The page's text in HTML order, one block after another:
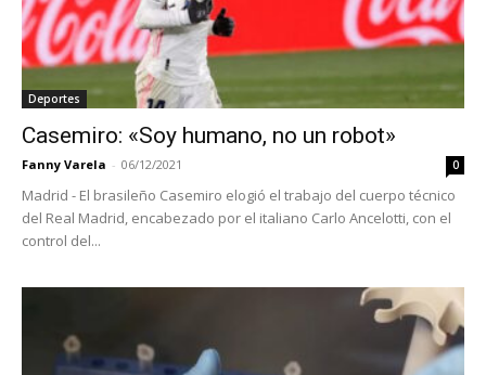
Deportes
Casemiro: «Soy humano, no un robot»
Fanny Varela - 06/12/2021 0
Madrid - El brasileño Casemiro elogió el trabajo del cuerpo técnico
del Real Madrid, encabezado por el italiano Carlo Ancelotti, con el
control del...